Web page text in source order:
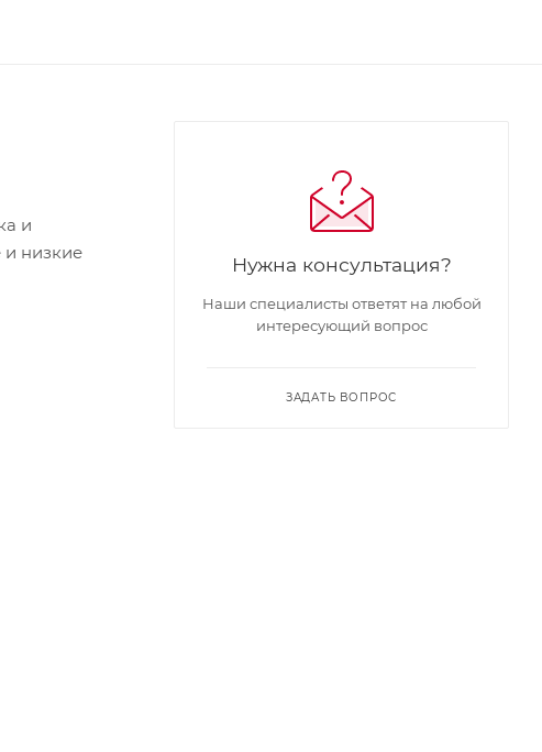
и
низкие
Нужна консультация?
Наши специалисты ответят на любой
интересующий вопрос
ЗАДАТЬ ВОПРОС